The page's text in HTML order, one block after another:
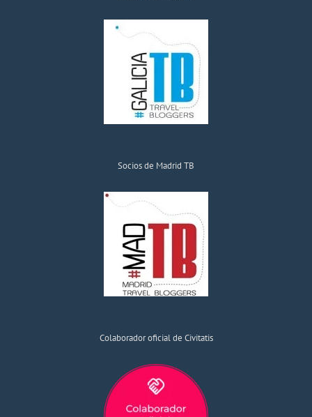
Socios de Madrid TB
Colaborador oficial de Civitatis